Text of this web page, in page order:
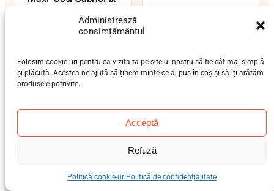
Administrează
consimțământul
Folosim cookie-uri pentru ca vizita ta pe site-ul nostru să fie cât mai simplă
și plăcută. Acestea ne ajută să ținem minte ce ai pus în coș și să îți arătăm
produsele potrivite.
Acceptă
Refuză
Politică cookie-uri Politică de confidențialitate
nou-născut (0-12 luni)
ISOFIX / centură
Maxi-Cosi Coral 360
nou-născut (0-12 luni)
i-Size